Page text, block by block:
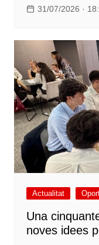
31/07/2026 ·
Actualitat
Una
noves idees